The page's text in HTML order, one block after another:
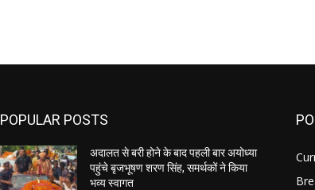
POPULAR POSTS
अदालत से बरी होने के बाद पहली बार अयोध्या
पहुंचे बृजभूषण शरण सिंह, समर्थकों ने किया
भव्य स्वागत